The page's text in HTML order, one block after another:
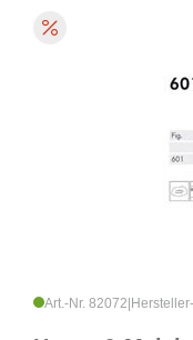
Art.-Nr. 82072